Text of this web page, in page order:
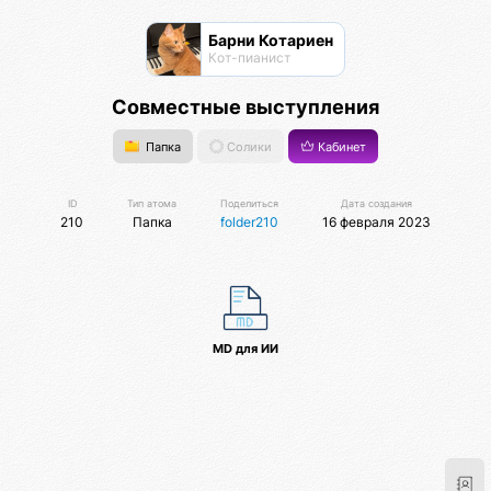
Барни Котариен
Кот-пианист
Совместные выступления
Папка Солики Кабинет
ID
210
Тип атома
Папка
Поделиться
folder210
Дата создания
16 февраля 2023
MD для ИИ